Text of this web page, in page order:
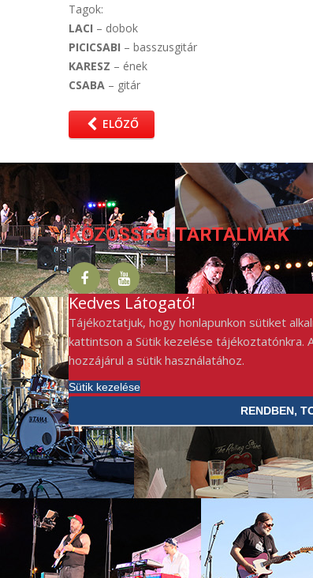
Tagok:
LACI – dobok
PICICSABI – basszusgitár
KARESZ – ének
CSABA – gitár
ELŐZŐ
KÖZÖSSÉGI TARTALMAK
Kedves Látogató!
Tájékoztatjuk, hogy honlapunkon sütiket
kattintson a Sütik kezelése tájékoztatónkra.
hozzájárul a sütik használatához.
Sütik kezelése
RENDBEN,